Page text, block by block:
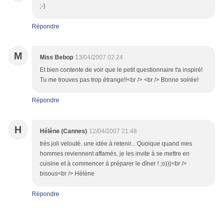
;-)
Répondre
M Miss Bebop 13/04/2007 02:24
Et bien contente de voir que le petit questionnaire t'a inspiré!
Tu me trouves pas trop étrange!!<br /> <br /> Bonne soirée!
Répondre
H Hélène (Cannes) 12/04/2007 21:48
très joli velouté. une idée à retenir... Quoique quand mes
hommes reviennent affamés, je les invite à se mettre en
cuisine et à commencer à préparer le dîner ! ;o)))<br />
bisous<br /> Hélène
Répondre